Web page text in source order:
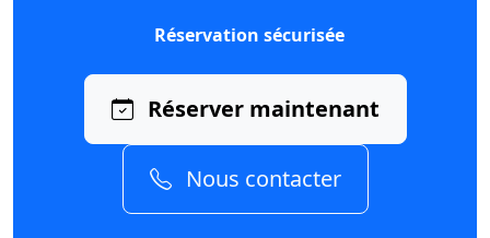
Réservation sécurisée
Réserver maintenant
Nous contacter